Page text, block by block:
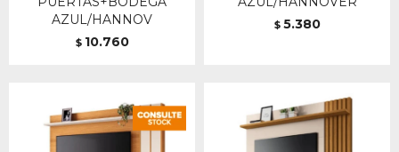
AZUL/HANNOV
$ 10.760
$ 5.380